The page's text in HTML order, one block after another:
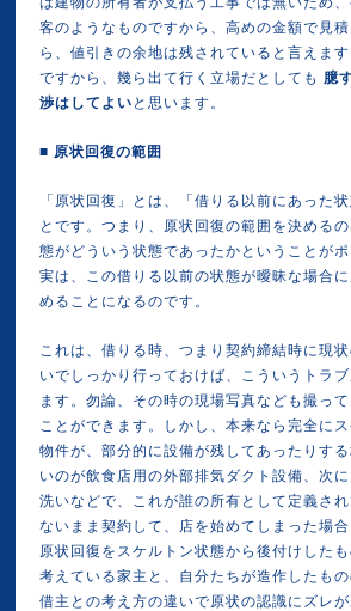
客のようなものですから、高めの金額で見
ら、値引きの余地は残されていると言えます
ですから、幾ら出て行く立場だとしても 臆
渉はしてよい と思います。
■ 原状回復の範囲
「原状回復」とは、「借りる以前にあった
とです。つまり、原状回復の範囲を決める
態がどういう状態であったかということがポ
実は、この借りる以前の状態が曖昧な場合
めることになるのです。
これは、借りる時、つまり契約締結時に現
いでしっかり行っておけば、こういうトラ
ます。勿論、その時の現場写真なども撮っ
ことができます。しかし、本来なら完全に
物件が、部分的に設備が残してあったりす
いのが飲食店用の外部排気ダクト設備、次
洗いなどで、これが誰の所有として定義さ
ないまま契約して、店を始めてしまった場
原状回復をスケルトン状態から後付けした
考えている家主と、自分たちが造作したも
借主との考え方の違いで原状の認識にズレ